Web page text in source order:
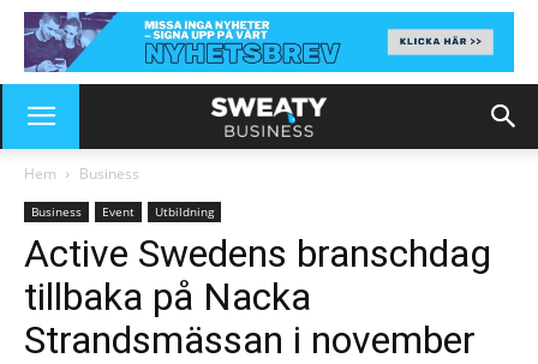
Hem Business
Business Event Utbildning
Active Swedens branschdag
tillbaka på Nacka
Strandsmässan i november